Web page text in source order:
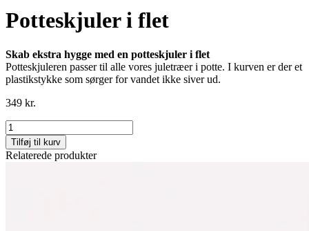
Potteskjuler i flet
Skab ekstra hygge med en potteskjuler i flet
Potteskjuleren passer til alle vores juletræer i potte. I kurven er der et
plastikstykke som sørger for vandet ikke siver ud.
349 kr.
Potteskjuler
i
flet
antal
Tilføj til kurv
Relaterede produkter